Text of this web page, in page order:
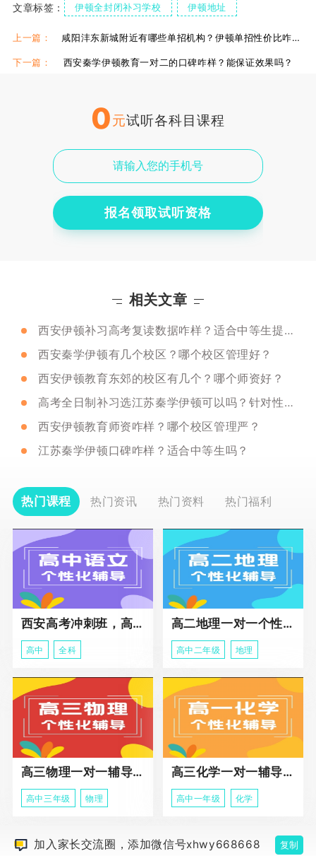
文章标签： 伊顿全封闭补习学校 伊顿地址
伊顿单招复读学校 伊顿单招集训课
上一篇： 咸阳沣东新城附近有哪些单招机构？伊顿单招性价比咋样？
下一篇： 西安秦学伊顿教育一对二的口碑咋样？能保证效果吗？
0元试听各科目课程
报名领取试听资格
相关文章
西安伊顿补习高考复读数据咋样？适合中等生提分吗？
西安秦学伊顿有几个校区？哪个校区管理好？
西安伊顿教育东郊的校区有几个？哪个师资好？
高考全日制补习选江苏秦学伊顿可以吗？针对性咋样？
西安伊顿教育师资咋样？哪个校区管理严？
江苏秦学伊顿口碑咋样？适合中等生吗？
热门课程 热门资讯 热门资料 热门福利
西安高考冲刺班，高三全科辅导
高中 全科
高二地理一对一个性化冲刺辅导课程
高中二年级 地理
高三物理一对一辅导课程
高中三年级 物理
高三化学一对一辅导课程
高中一年级 化学
加入家长交流圈，添加微信号xhwy668668 复制